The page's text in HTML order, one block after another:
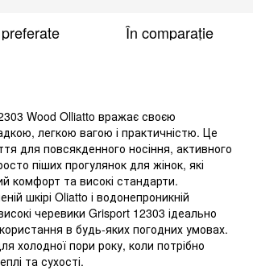
În comparație
Wood Olliatto вражає своєю
легкою вагою і практичністю. Це
для повсякденного носіння, активного
піших прогулянок для жінок, які
комфорт та високі стандарти.
шкірі Oliatto і водонепроникній
черевики Grisport 12303 ідеально
в будь-яких погодних умовах.
холодної пори року, коли потрібно
та сухості.